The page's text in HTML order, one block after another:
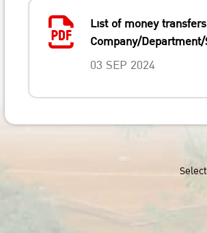
List of money
Company/Department/
03 SEP 2024